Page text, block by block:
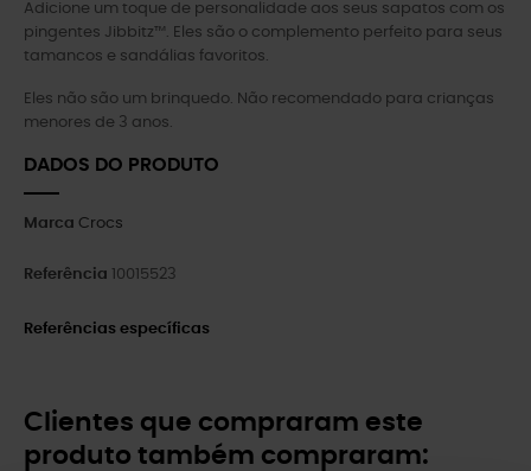
Adicione um toque de personalidade aos seus sapatos com os
pingentes Jibbitz™. Eles são o complemento perfeito para seus
tamancos e sandálias favoritos.
Eles não são um brinquedo. Não recomendado para crianças
menores de 3 anos.
DADOS DO PRODUTO
Marca Crocs
Referência 10015523
Referências específicas
Clientes que compraram este
produto também compraram: